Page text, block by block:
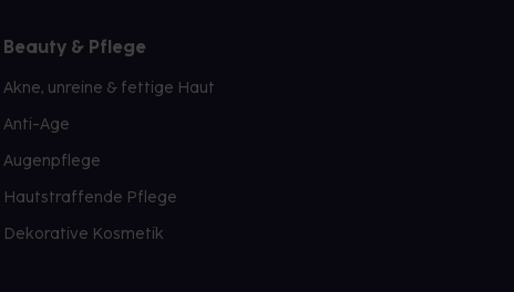
Beauty & Pflege
Akne, unreine & fettige Haut
Anti-Age
Augenpflege
Hautstraffende Pflege
Dekorative Kosmetik